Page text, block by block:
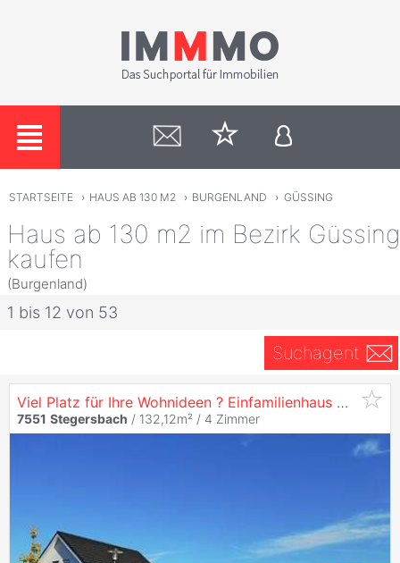
STARTSEITE › HAUS AB 130 M2 › BURGENLAND › GÜSSING
Haus ab 130 m2 im Bezirk Güssing
kaufen
(Burgenland)
1 bis 12 von 53
Suchagent
Viel Platz für Ihre Wohnideen ? Einfamilienhaus mit Terrasse und Nebengebäude
7551 Stegersbach / 132,12m² / 4 Zimmer